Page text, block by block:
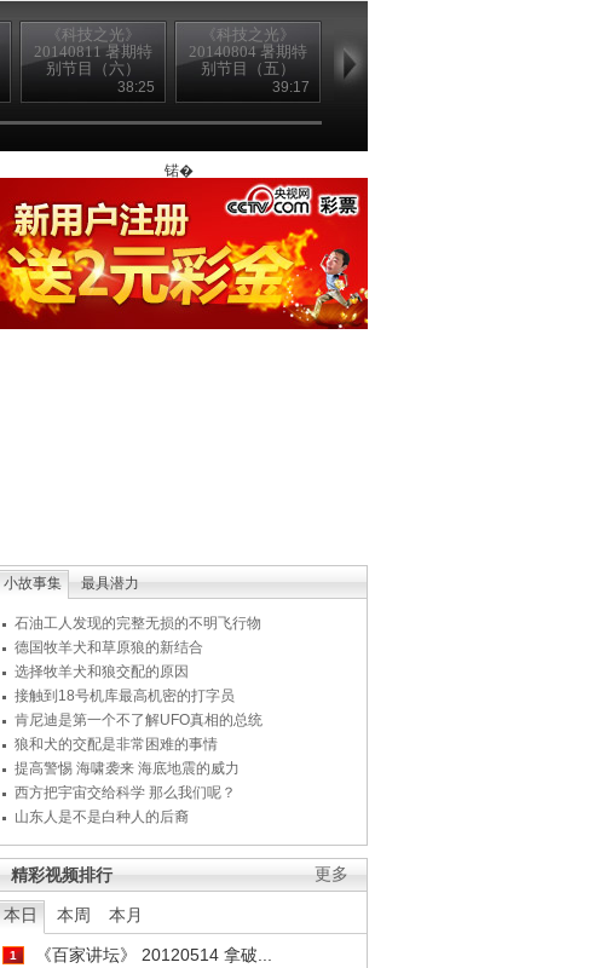
《科技之光》
20140811 暑期特
别节目（六）
38:25
《科技之光》
20140804 暑期特
别节目（五）
39:17
20140728 暑期特
别节目（四）
锘�
小故事集 最具潜力
石油工人发现的完整无损的不明飞行物
德国牧羊犬和草原狼的新结合
选择牧羊犬和狼交配的原因
接触到18号机库最高机密的打字员
肯尼迪是第一个不了解UFO真相的总统
狼和犬的交配是非常困难的事情
提高警惕 海啸袭来 海底地震的威力
西方把宇宙交给科学 那么我们呢？
山东人是不是白种人的后裔
更多
精彩视频排行
本日 本周 本月
1 《百家讲坛》 20120514 拿破...